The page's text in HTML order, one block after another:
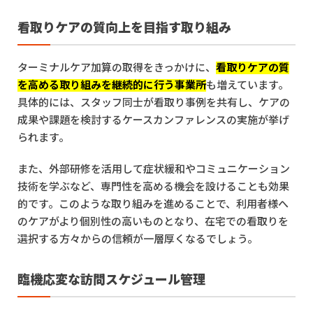
看取りケアの質向上を目指す取り組み
ターミナルケア加算の取得をきっかけに、 看取りケアの質
を高める取り組みを継続的に行う事業所も増えています。
具体的には、スタッフ同士が看取り事例を共有し、ケアの
成果や課題を検討するケースカンファレンスの実施が挙げ
られます。
また、外部研修を活用して症状緩和やコミュニケーション
技術を学ぶなど、専門性を高める機会を設けることも効果
的です。このような取り組みを進めることで、利用者様へ
のケアがより個別性の高いものとなり、在宅での看取りを
選択する方々からの信頼が一層厚くなるでしょう。
臨機応変な訪問スケジュール管理